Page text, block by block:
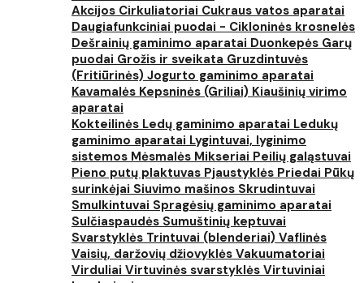
Akcijos Cirkuliatoriai Cukraus vatos aparatai
Daugiafunkciniai puodai - Cikloninės krosnelės
Dešrainių gaminimo aparatai Duonkepės Garų
puodai Grožis ir sveikata Gruzdintuvės
(Fritiūrinės) Jogurto gaminimo aparatai
Kavamalės Kepsninės (Griliai) Kiaušinių virimo
aparatai
Kokteilinės Ledų gaminimo aparatai Ledukų
gaminimo aparatai Lygintuvai, lyginimo
sistemos Mėsmalės Mikseriai Peilių galąstuvai
Pieno putų plaktuvas Pjaustyklės Priedai Pūkų
surinkėjai Siuvimo mašinos Skrudintuvai
Smulkintuvai Spragėsių gaminimo aparatai
Sulčiaspaudės Sumuštinių keptuvai
Svarstyklės Trintuvai (blenderiai) Vaflinės
Vaisių, daržovių džiovyklės Vakuumatoriai
Virduliai Virtuvinės svarstyklės Virtuviniai